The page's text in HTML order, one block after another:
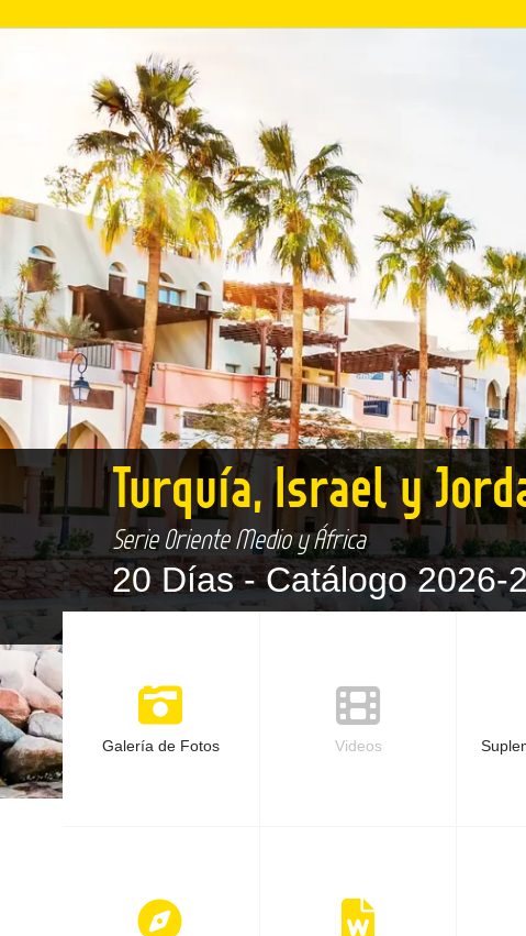
Turquía, Israel y
Serie Oriente Medio y África
20 Días -Catálogo 2026-
Galería de Fotos Videos